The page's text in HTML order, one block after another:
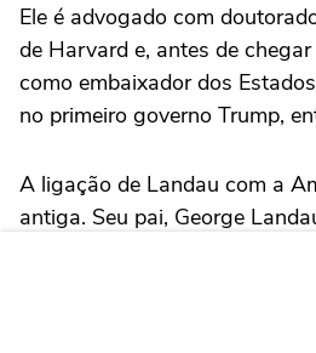
Ele é advogado com
de Harvard e, antes de
como embaixador dos
no primeiro governo Trump,
A ligação de Landau com a
antiga. Seu pai, George